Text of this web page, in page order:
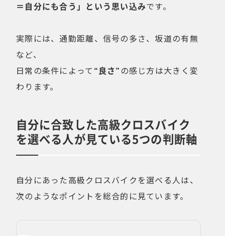
＝自分にも合う」という思い込みです。
実際には、通勤距離、信号の多さ、坂道の有無
など、
日常の条件によって “良さ” の感じ方は大きく変
わります。
自分に合致した高級クロスバイク
を選べる人が見ている5つの判断軸
自分にあった高級クロスバイクを選べる人は、
次のようなポイントを総合的に見ています。